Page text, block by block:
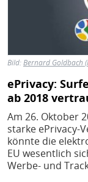
Bild:Bernard Goldbach
ePrivacy:
ab 2018
Am 26. Oktober
starke ePrivacy-
könnte die
EU wesentlich
Werbe- und